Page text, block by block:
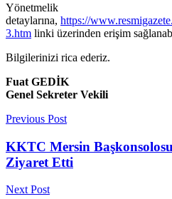
Yönetmelik
detaylarına, https://
3.htm linki üzerinden erişim
Bilgilerinizi rica ederiz.
Fuat GEDİK
Genel Sekreter Vekili
Previous Post
KKTC Mersin
Ziyaret Etti
Next Post